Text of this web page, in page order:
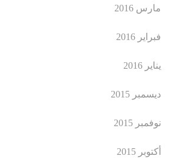
مارس 2016
فبراير 2016
يناير 2016
ديسمبر 2015
نوفمبر 2015
أكتوبر 2015